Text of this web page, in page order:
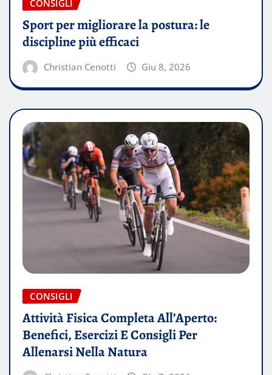
CONSIGLI
Sport per migliorare la postura: le
discipline più efficaci
Christian Cenotti Giu 8, 2026
CONSIGLI
Attività Fisica Completa All’Aperto:
Benefici, Esercizi E Consigli Per
Allenarsi Nella Natura